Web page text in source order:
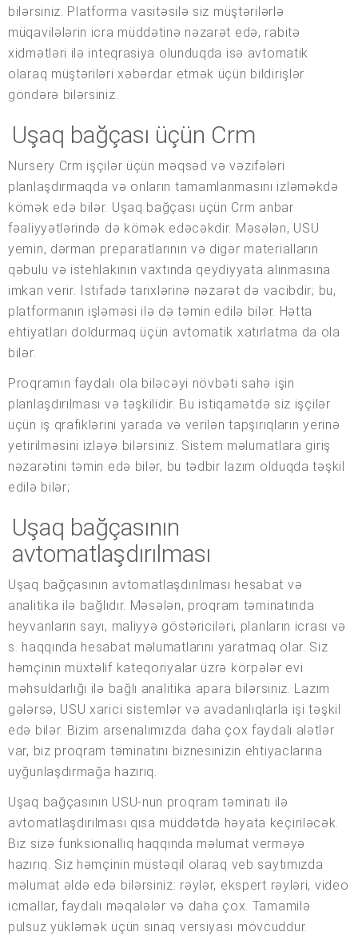
bilərsiniz. Platforma vasitəsilə siz müştərilərlə
müqavilələrin icra müddətinə nəzarət edə, rabitə
xidmətləri ilə inteqrasiya olunduqda isə avtomatik
olaraq müştəriləri xəbərdar etmək üçün bildirişlər
göndərə bilərsiniz.
Uşaq bağçası üçün Crm
Nursery Crm işçilər üçün məqsəd və vəzifələri
planlaşdırmaqda və onların tamamlanmasını izləməkdə
kömək edə bilər. Uşaq bağçası üçün Crm anbar
fəaliyyətlərində də kömək edəcəkdir. Məsələn, USU
yemin, dərman preparatlarının və digər materialların
qəbulu və istehlakının vaxtında qeydiyyata alınmasına
imkan verir. İstifadə tarixlərinə nəzarət də vacibdir; bu,
platformanın işləməsi ilə də təmin edilə bilər. Hətta
ehtiyatları doldurmaq üçün avtomatik xatırlatma da ola
bilər.
Proqramın faydalı ola biləcəyi növbəti sahə işin
planlaşdırılması və təşkilidir. Bu istiqamətdə siz işçilər
üçün iş qrafiklərini yarada və verilən tapşırıqların yerinə
yetirilməsini izləyə bilərsiniz. Sistem məlumatlara giriş
nəzarətini təmin edə bilər, bu tədbir lazım olduqda təşkil
edilə bilər;
Uşaq bağçasının
avtomatlaşdırılması
Uşaq bağçasının avtomatlaşdırılması hesabat və
analitika ilə bağlıdır. Məsələn, proqram təminatında
heyvanların sayı, maliyyə göstəriciləri, planların icrası və
s. haqqında hesabat məlumatlarını yaratmaq olar. Siz
həmçinin müxtəlif kateqoriyalar üzrə körpələr evi
məhsuldarlığı ilə bağlı analitika apara bilərsiniz. Lazım
gələrsə, USU xarici sistemlər və avadanlıqlarla işi təşkil
edə bilər. Bizim arsenalımızda daha çox faydalı alətlər
var, biz proqram təminatını biznesinizin ehtiyaclarına
uyğunlaşdırmağa hazırıq.
Uşaq bağçasının USU-nun proqram təminatı ilə
avtomatlaşdırılması qısa müddətdə həyata keçiriləcək.
Biz sizə funksionallıq haqqında məlumat verməyə
hazırıq. Siz həmçinin müstəqil olaraq veb saytımızda
məlumat əldə edə bilərsiniz: rəylər, ekspert rəyləri, video
icmallar, faydalı məqalələr və daha çox. Tamamilə
pulsuz yükləmək üçün sınaq versiyası mövcuddur.